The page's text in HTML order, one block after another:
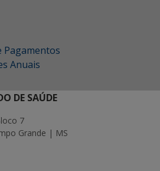
Pagamentos
Anuais
DE SAÚDE
7
Grande | MS